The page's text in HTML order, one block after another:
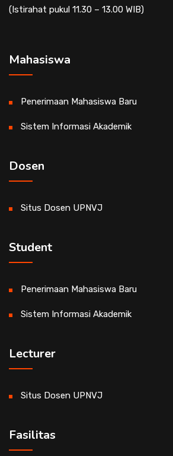
(Istirahat pukul 11.30 – 13.00 WIB)
Mahasiswa
Penerimaan Mahasiswa Baru
Sistem Informasi Akademik
Dosen
Situs Dosen UPNVJ
Student
Penerimaan Mahasiswa Baru
Sistem Informasi Akademik
Lecturer
Situs Dosen UPNVJ
Fasilitas